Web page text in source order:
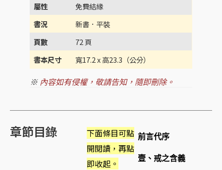
屬性 免費結緣
書況 新書．平裝
頁數 72 頁
書本尺寸寬17.2 x 高23.3（公分）
※ 內容如有侵權，敬請告知，隨即刪除。
章節目錄
下面條目可點
開閱讀，再點
即收起。
前言代序
壹、戒之含義